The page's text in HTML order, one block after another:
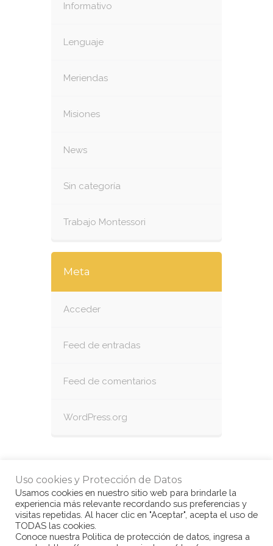
Informativo
Lenguaje
Meriendas
Misiones
News
Sin categoría
Trabajo Montessori
Meta
Acceder
Feed de entradas
Feed de comentarios
WordPress.org
Uso cookies y Protección de Datos
Usamos cookies en nuestro sitio web para brindarle la
experiencia más relevante recordando sus preferencias y
visitas repetidas. Al hacer clic en "Aceptar", acepta el uso de
TODAS las cookies.
Conoce nuestra Politica de protección de datos, ingresa a